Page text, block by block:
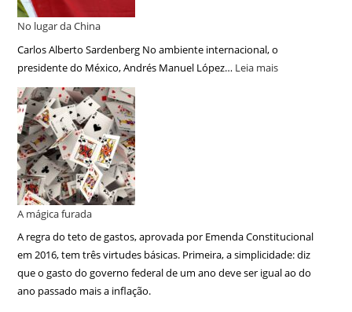
No lugar da China
Carlos Alberto Sardenberg No ambiente internacional, o
presidente do México, Andrés Manuel López… Leia mais
A mágica furada
A regra do teto de gastos, aprovada por Emenda Constitucional
em 2016, tem três virtudes básicas. Primeira, a simplicidade: diz
que o gasto do governo federal de um ano deve ser igual ao do
ano passado mais a inflação.